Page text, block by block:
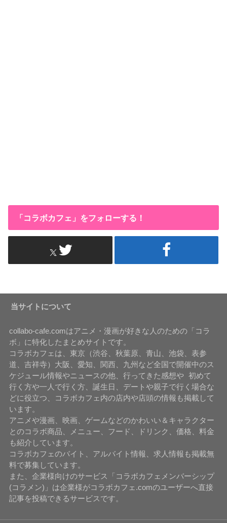
「コラボカフェ」をフォローする！
当サイトについて
collabo-cafe.comはアニメ・漫画が好きな人のための「コラ
ボ」に特化したまとめサイトです。
コラボカフェは、東京（渋谷、秋葉原、青山、池袋、表参
道、吉祥寺）大阪、愛知、関西、九州など全国で開催中のス
ケジュール情報やニュースの他、行ってきた感想や 初めて
行く方や一人で行く方、誕生日、デートや親子で行く場合な
どに役立つ、コラボカフェ内の店内や店頭の情報も掲載して
います。
アニメや漫画、映画、ゲームなどのかわいい＆キャラクター
とのコラボ商品、メニュー、フード、ドリンク、価格、料金
も紹介しています。
コラボカフェのバイト、アルバイト情報、求人情報も掲載無
料で募集しています。
また、企業様向けのサービス「コラボカフェメンバーシップ
(コラメン)」は企業様がコラボカフェ.comのユーザーへ直接
記事を投稿できるサービスです。